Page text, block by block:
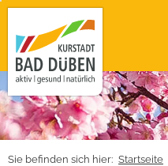
Sie befinden sich hier: Startseite